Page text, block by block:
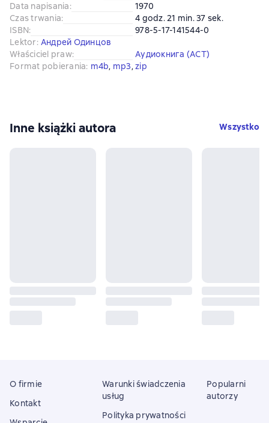
Data napisania:
1970
Czas trwania:
4 godz. 21 min. 37 sek.
ISBN:
978-5-17-141544-0
Lektor: Андрей Одинцов
Właściciel praw:
Аудиокнига (АСТ)
Format pobierania: m4b, mp3, zip
Inne książki autora Wszystko
O firmie
Kontakt
Warunki świadczenia
usług
Polityka prywatności
Popularni
autorzy